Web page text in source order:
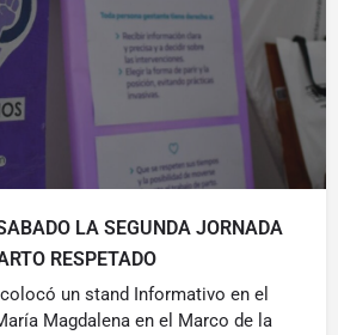
LA SEGUNDA JORNADA
RESPETADO
un stand Informativo en el
Magdalena en el Marco de la